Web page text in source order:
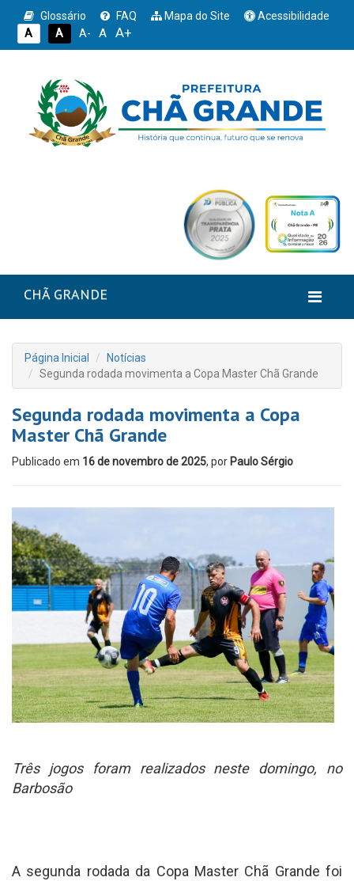
Glossário FAQ Mapa do Site
Acessibilidade
A
A A- A A+
CHÃ GRANDE
Página Inicial
Notícias
Segunda rodada movimenta a Copa Master Chã Grande
Segunda rodada movimenta a Copa
Master Chã Grande
Publicado em 16 de novembro de 2025, por Paulo Sérgio
Três jogos foram realizados neste domingo, no
Barbosão
A segunda rodada da Copa Master Chã Grande foi